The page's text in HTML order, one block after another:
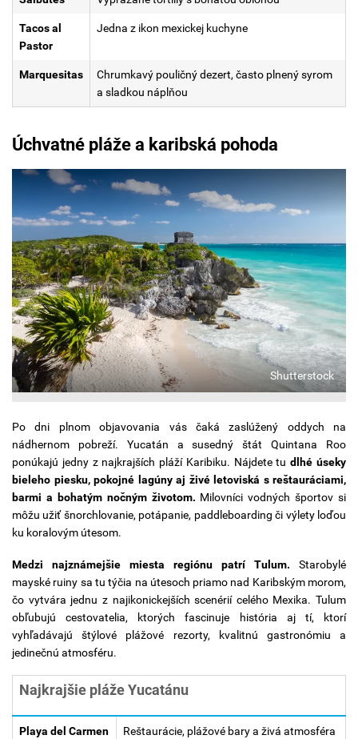
Tacos al
Pastor
Jedna z ikon mexickej kuchyne
Marquesitas
Chrumkavý pouličný dezert, často plnený syrom
a sladkou náplňou
Úchvatné pláže a karibská pohoda
Shutterstock
Po dni plnom objavovania vás čaká zaslúžený oddych na
nádhernom pobreží. Yucatán a susedný štát Quintana Roo
ponúkajú jedny z najkrajších pláží Karibiku. Nájdete tudlhé úseky
bieleho piesku, pokojné lagúny aj živé letoviská s reštauráciami,
barmi a bohatým nočným životom. Milovníci vodných športov si
môžu užiť šnorchlovanie, potápanie, paddleboarding či výlety loďou
ku koralovým útesom.
Medzi najznámejšie miesta regiónu patrí Tulum. Starobylé
mayské ruiny sa tu týčia na útesoch priamo nad Karibským morom,
čo vytvára jednu z najikonickejších scenérií celého Mexika. Tulum
obľubujú cestovatelia, ktorých fascinuje história aj tí, ktorí
vyhľadávajú štýlové plážové rezorty, kvalitnú gastronómiu a
jedinečnú atmosféru.
Najkrajšie pláže Yucatánu
Playa del Carmen Reštaurácie, plážové bary a živá atmosféra